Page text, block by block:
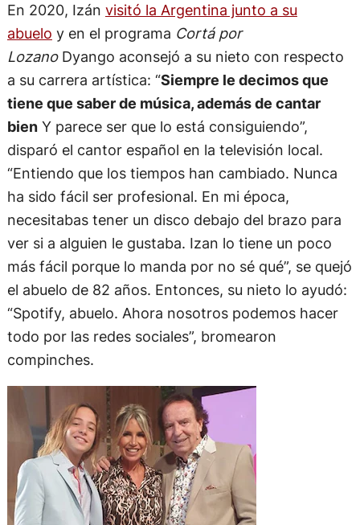
En 2020, Izán visitó la Argentina junto a su
abuelo y en el programa Cortá por
Lozano Dyango aconsejó a su nieto con respecto
a su carrera artística: “Siempre le decimos que
tiene que saber de música, además de cantar
bienY parece ser que lo está consiguiendo”,
disparó el cantor español en la televisión local.
“Entiendo que los tiempos han cambiado. Nunca
ha sido fácil ser profesional. En mi época,
necesitabas tener un disco debajo del brazo para
ver si a alguien le gustaba. Izan lo tiene un poco
más fácil porque lo manda por no sé qué”, se quejó
el abuelo de 82 años. Entonces, su nieto lo ayudó:
“Spotify, abuelo. Ahora nosotros podemos hacer
todo por las redes sociales”, bromearon
compinches.